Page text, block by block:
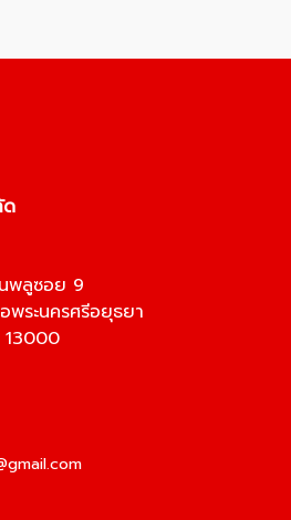
ด
พลูซอย 9
ระนครศรีอยุธยา
13000